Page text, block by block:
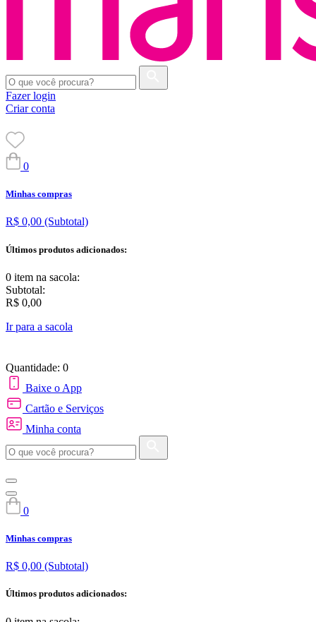
Fazer login
Criar conta
0
Minhas compras
R$ 0,00 (Subtotal)
Últimos produtos adicionados:
0 item na sacola:
Subtotal:
R$ 0,00
Ir para a sacola
Quantidade: 0
Baixe o App
Cartão e Serviços
Minha conta
0
Minhas compras
R$ 0,00 (Subtotal)
Últimos produtos adicionados: